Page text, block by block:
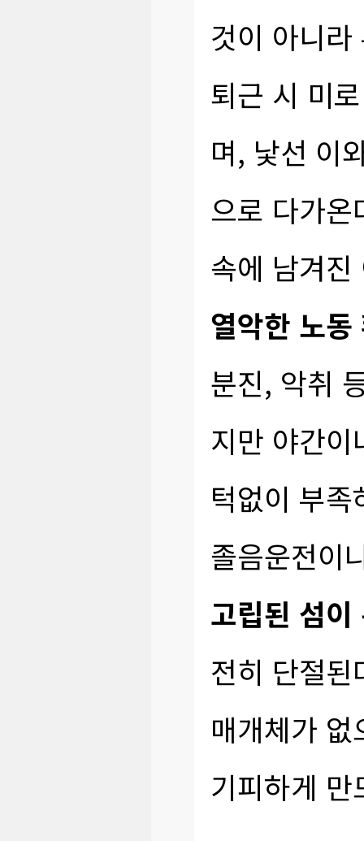
것이 아니
퇴근 시 미
며, 낯선 이
으로 다가
속에 남겨
열악한 노
분진, 악취
지만 야간
턱없이 부
졸음운전이
고립된 섬
전히 단절
매개체가
기피하게